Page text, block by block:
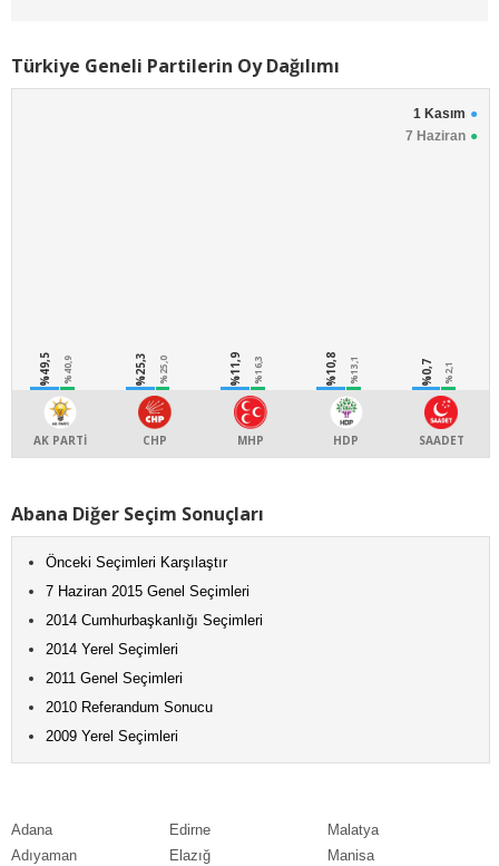
Adana
Adıyaman
Edirne
Elazığ
Malatya
Manisa
Türkiye Geneli Partilerin Oy Dağılımı
1 Kasım
7 Haziran
%49,5 %40,9
AK PARTİ
%25,3 %25,0
CHP
%11,9 %16,3
MHP
%10,8 %13,1
HDP
%0,7 %2,1
SAADET
Abana Diğer Seçim Sonuçları
Önceki Seçimleri Karşılaştır
7 Haziran 2015 Genel Seçimleri
2014 Cumhurbaşkanlığı Seçimleri
2014 Yerel Seçimleri
2011 Genel Seçimleri
2010 Referandum Sonucu
2009 Yerel Seçimleri